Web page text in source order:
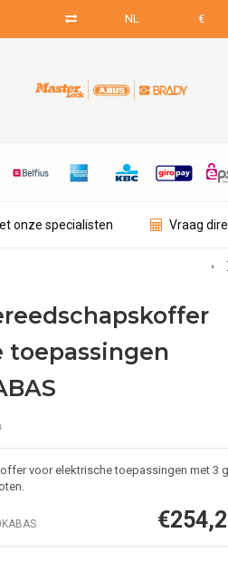
NL €
onze specialisten Vraag
toepassingen
voor elektrische toepassingen met 3